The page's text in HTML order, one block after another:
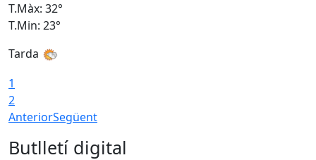
T.Màx: 32°
T.Min: 23°
Tarda
1
2
AnteriorSegüent
Butlletí digital